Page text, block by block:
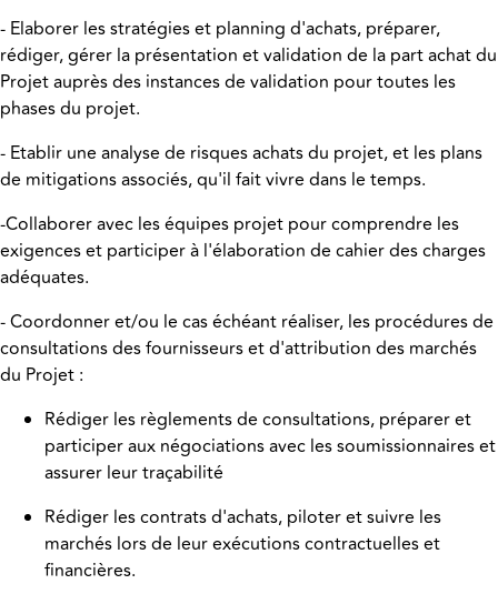
- Elaborer les stratégies et planning d'achats, préparer,
rédiger, gérer la présentation et validation de la part achat du
Projet auprès des instances de validation pour toutes les
phases du projet.
- Etablir une analyse de risques achats du projet, et les plans
de mitigations associés, qu'il fait vivre dans le temps.
-Collaborer avec les équipes projet pour comprendre les
exigences et participer à l'élaboration de cahier des charges
adéquates.
- Coordonner et/ou le cas échéant réaliser, les procédures de
consultations des fournisseurs et d'attribution des marchés
du Projet :
Rédiger les règlements de consultations, préparer et
participer aux négociations avec les soumissionnaires et
assurer leur traçabilité
Rédiger les contrats d'achats, piloter et suivre les
marchés lors de leur exécutions contractuelles et
financières.